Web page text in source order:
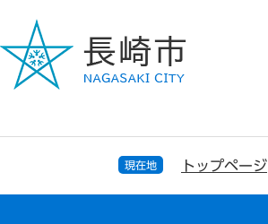
ジ
で
ュ
ば
現在地 トップページ